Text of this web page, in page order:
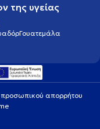
της υγείας
Γουατεμάλα
προσωπικού απορρήτου